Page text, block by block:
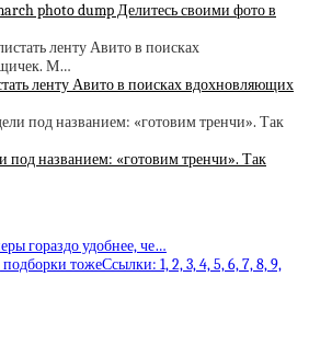
photo dump Делитесь своими фото в
ленту Авито в поисках вдохновляющих
под названием: «готовим тренчи». Так
гораздо удобнее, че…
тожеСсылки: 1, 2, 3, 4, 5, 6, 7, 8, 9,